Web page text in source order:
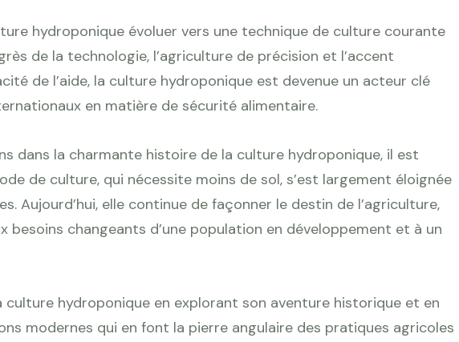
hydroponique évoluer vers une technique de culture courante
de la technologie, l’agriculture de précision et l’accent
de l’aide, la culture hydroponique est devenue un acteur clé
en matière de sécurité alimentaire.
dans la charmante histoire de la culture hydroponique, il est
de culture, qui nécessite moins de sol, s’est largement éloignée
Aujourd’hui, elle continue de façonner le destin de l’agriculture,
besoins changeants d’une population en développement et à un
culture hydroponique en explorant son aventure historique et en
modernes qui en font la pierre angulaire des pratiques agricoles